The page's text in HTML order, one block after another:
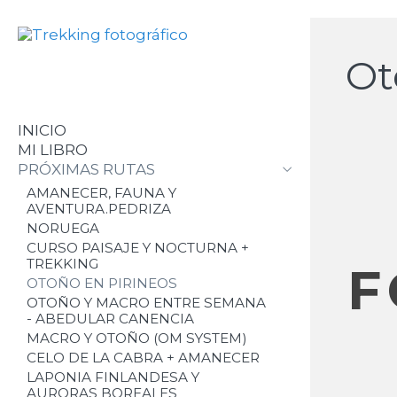
INICIO
MI LIBRO
PRÓXIMAS RUTAS
AMANECER, FAUNA Y
AVENTURA.PEDRIZA
NORUEGA
CURSO PAISAJE Y NOCTURNA +
TREKKING
OTOÑO EN PIRINEOS
OTOÑO Y MACRO ENTRE SEMANA
- ABEDULAR CANENCIA
MACRO Y OTOÑO (OM SYSTEM)
CELO DE LA CABRA + AMANECER
LAPONIA FINLANDESA Y
AURORAS BOREALES